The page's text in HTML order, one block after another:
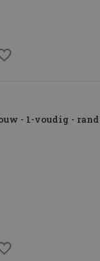
- 1-voudig -